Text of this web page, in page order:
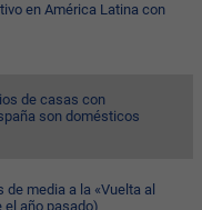
en América Latina con
de casas con
son domésticos
media a la «Vuelta al
el año pasado)